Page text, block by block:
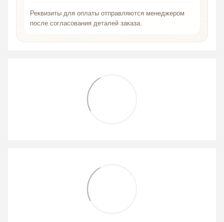
Реквизиты для оплаты отправляются менеджером
после согласования деталей заказа.